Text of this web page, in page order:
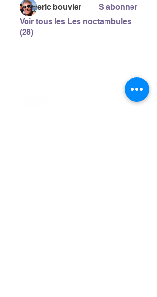
eric bouvier
S'abonner
Voir tous les Les noctambules
(28)